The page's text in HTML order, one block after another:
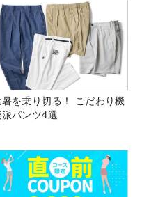
を乗り切る！ こだわり機
パンツ4選